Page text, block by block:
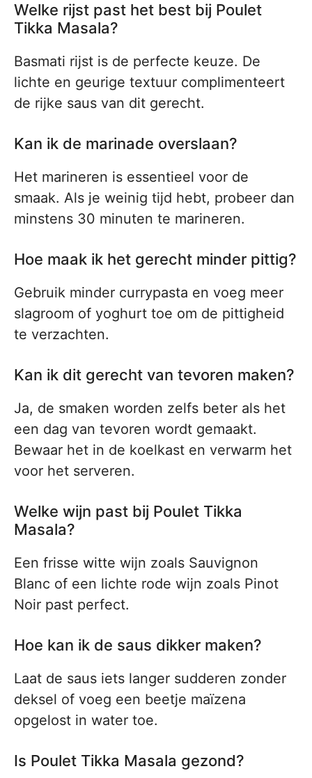
Welke rijst past het best bij Poulet
Tikka Masala?
Basmati rijst is de perfecte keuze. De
lichte en geurige textuur complimenteert
de rijke saus van dit gerecht.
Kan ik de marinade overslaan?
Het marineren is essentieel voor de
smaak. Als je weinig tijd hebt, probeer dan
minstens 30 minuten te marineren.
Hoe maak ik het gerecht minder pittig?
Gebruik minder currypasta en voeg meer
slagroom of yoghurt toe om de pittigheid
te verzachten.
Kan ik dit gerecht van tevoren maken?
Ja, de smaken worden zelfs beter als het
een dag van tevoren wordt gemaakt.
Bewaar het in de koelkast en verwarm het
voor het serveren.
Welke wijn past bij Poulet Tikka
Masala?
Een frisse witte wijn zoals Sauvignon
Blanc of een lichte rode wijn zoals Pinot
Noir past perfect.
Hoe kan ik de saus dikker maken?
Laat de saus iets langer sudderen zonder
deksel of voeg een beetje maïzena
opgelost in water toe.
Is Poulet Tikka Masala gezond?